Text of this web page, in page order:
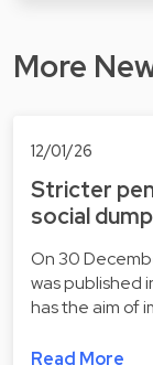
More
12/01/26
Stricter
social
On 30
was published
has the aim of
Read More